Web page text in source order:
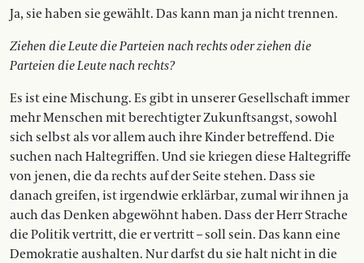
Ja, sie haben sie gewählt. Das kann man ja nicht trennen.
Ziehen die Leute die Parteien nach rechts oder ziehen die
Parteien die Leute nach rechts?
Es ist eine Mischung. Es gibt in unserer Gesellschaft immer
mehr Menschen mit berechtigter Zukunftsangst, sowohl
sich selbst als vor allem auch ihre Kinder betreffend. Die
suchen nach Haltegriffen. Und sie kriegen diese Haltegriffe
von jenen, die da rechts auf der Seite stehen. Dass sie
danach greifen, ist irgendwie erklärbar, zumal wir ihnen ja
auch das Denken abgewöhnt haben. Dass der Herr Strache
die Politik vertritt, die er vertritt – soll sein. Das kann eine
Demokratie aushalten. Nur darfst du sie halt nicht in die